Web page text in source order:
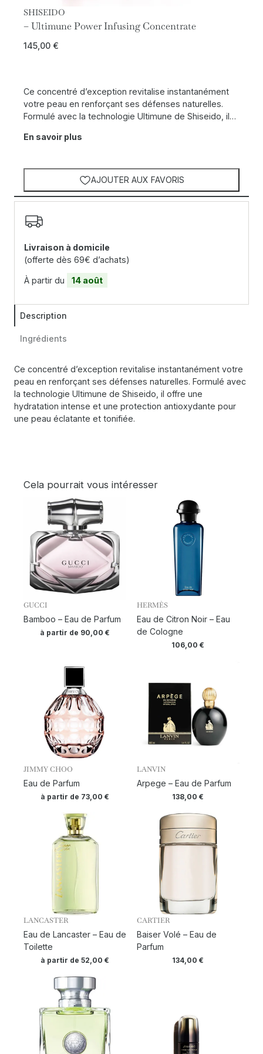
SHISEIDO
– Ultimune Power Infusing Concentrate
145,00 €
Ce concentré d’exception revitalise instantanément
votre peau en renforçant ses défenses naturelles.
Formulé avec la technologie Ultimune de Shiseido, il…
En savoir plus
AJOUTER AUX FAVORIS
Livraison à domicile
(offerte dès 69€ d’achats)
À partir du 14 août
Description
Ingrédients
Ce concentré d’exception revitalise instantanément votre
peau en renforçant ses défenses naturelles. Formulé avec
la technologie Ultimune de Shiseido, il offre une
hydratation intense et une protection antioxydante pour
une peau éclatante et tonifiée.
Cela pourrait vous intéresser
GUCCI
Bamboo – Eau de Parfum
à partir de 90,00€
HERMÈS
Eau de Citron Noir – Eau
de Cologne
106,00€
JIMMY CHOO
Eau de Parfum
à partir de 73,00€
LANVIN
Arpege – Eau de Parfum
138,00€
LANCASTER
Eau de Lancaster – Eau de
Toilette
à partir de52,00€
CARTIER
Baiser Volé – Eau de
Parfum
134,00€